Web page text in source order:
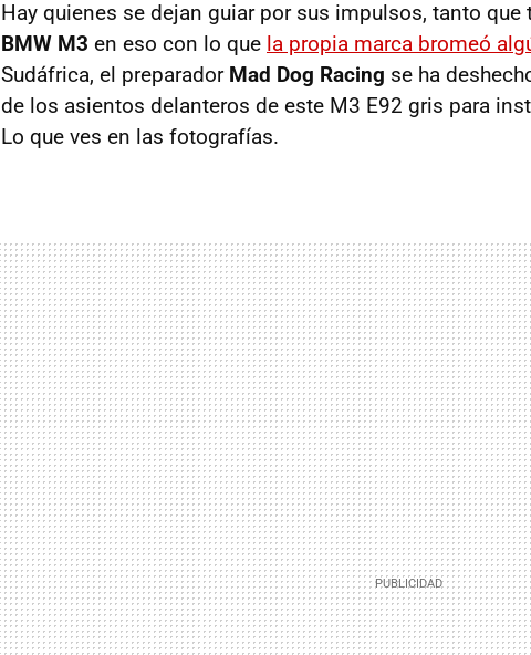
Hay quienes se dejan guiar por sus impulsos, tanto
BMW M3 en eso con lo que la propia marca bromeó
Sudáfrica, el preparador Mad Dog Racing se ha
de los asientos delanteros de este M3 E92 gris para
Lo que ves en las fotografías.